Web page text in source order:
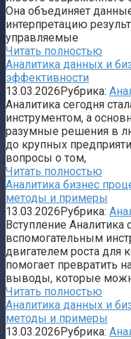
Она объединяет
интерпретацию
управляемые
Читать полностью
Аналитика данных и
эффективности
13.03.2026Рубрика:
Аналитика сегодня
инструментом, а
разумные решения в
до крупных
вопросы о том,
Читать полностью
Аналитика бизнес
методы и примеры
13.03.2026Рубрика:
Вступление Аналитика
вспомогательным
двигателем роста для
помогает превратить
выводы, которые
Читать полностью
Аналитика данных и
методы и примеры
13.03.2026Рубрика: